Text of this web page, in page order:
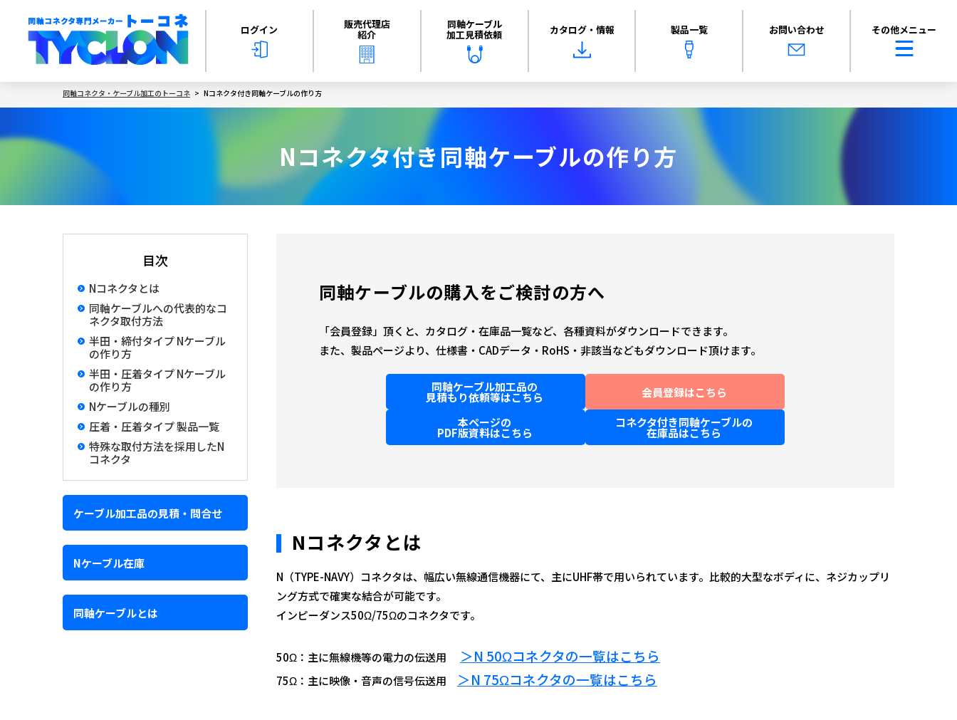
ログイン 販売代理店
紹介
同軸ケーブル
加工見積依頼 カタログ・情報 製品一覧 お問い合わせ その他メニュー
同軸コネクタ・ケーブル加工のトーコネ Nコネクタ付き同軸ケーブルの作り方
Nコネクタ付き同軸ケーブルの作り方
同軸ケーブルの購入をご検討の方へ
「会員登録」頂くと、カタログ・在庫品一覧など、各種資料がダウンロードできます。
また、製品ページより、仕様書・CADデータ・RoHS・非該当などもダウンロード頂けます。
同軸ケーブル加工品の
見積もり依頼等はこちら 会員登録はこちら
本ページの
PDF版資料はこちら
コネクタ付き同軸ケーブルの
在庫品はこちら
Nコネクタとは
N（TYPE-NAVY）コネクタは、幅広い無線通信機器にて、主にUHF帯で用いられています。比較的大型なボディに、ネジカップリ
ング方式で確実な結合が可能です。
インピーダンス50Ω/75Ωのコネクタです。
50Ω：主に無線機等の電力の伝送用 ＞N 50Ωコネクタの一覧はこちら
75Ω：主に映像・音声の信号伝送用 ＞N 75Ωコネクタの一覧はこちら
目次
Nコネクタとは
同軸ケーブルへの代表的なコ
ネクタ取付方法
半田・締付タイプ Nケーブル
の作り方
半田・圧着タイプ Nケーブル
の作り方
Nケーブルの種別
圧着・圧着タイプ 製品一覧
特殊な取付方法を採用したN
コネクタ
ケーブル加工品の見積・問合せ
Nケーブル在庫
同軸ケーブルとは